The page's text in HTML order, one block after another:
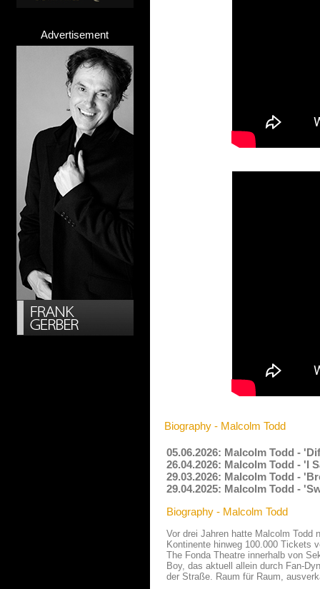
Advertisement
Biography - Malcolm Todd
05.06.2026: Malcolm Todd -
26.04.2026: Malcolm Todd - 'I
29.03.2026: Malcolm Todd -
29.04.2025: Malcolm Todd -
Biography - Malcolm Todd
Vor drei Jahren hatte Malcolm Todd
Kontinente hinweg 100.000 Tickets
The Fonda Theatre innerhalb von
Boy, das aktuell allein durch Fan-
der Straße. Raum für Raum,